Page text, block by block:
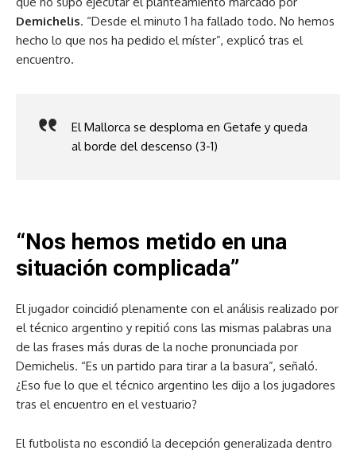
Demichelis. “Desde el minuto 1 ha fallado todo. No hemos
hecho lo que nos ha pedido el míster”, explicó tras el
encuentro.
El Mallorca se desploma en Getafe y queda
al borde del descenso (3-1)
“Nos hemos metido en una
situación complicada”
El jugador coincidió plenamente con el análisis realizado por
el técnico argentino y repitió cons las mismas palabras una
de las frases más duras de la noche pronunciada por
Demichelis. “Es un partido para tirar a la basura”, señaló.
¿Eso fue lo que el técnico argentino les dijo a los jugadores
tras el encuentro en el vestuario?
El futbolista no escondió la decepción generalizada dentro